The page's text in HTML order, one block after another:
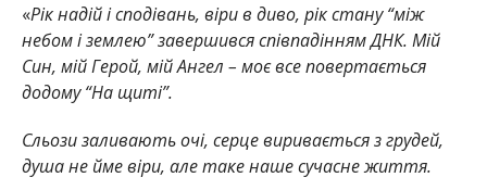
«Рік надій і сподівань, віри в диво, рік стану “між
небом і землею” завершився співпадінням ДНК. Мій
Син, мій Герой, мій Ангел – моє все повертається
додому “На щиті”.
Сльози заливають очі, серце виривається з грудей,
душа не йме віри, але таке наше сучасне життя.